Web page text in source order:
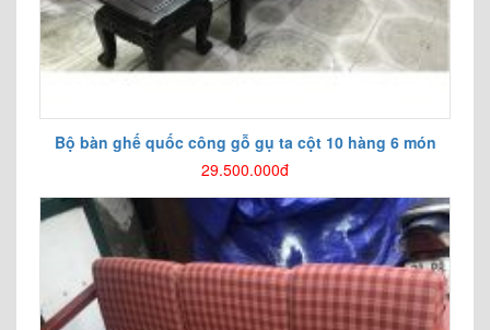
Bộ bàn ghế quốc công gỗ gụ ta cột 10 hàng 6 món
29.500.000đ